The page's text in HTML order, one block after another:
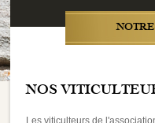
NOS
Les viticulteurs de